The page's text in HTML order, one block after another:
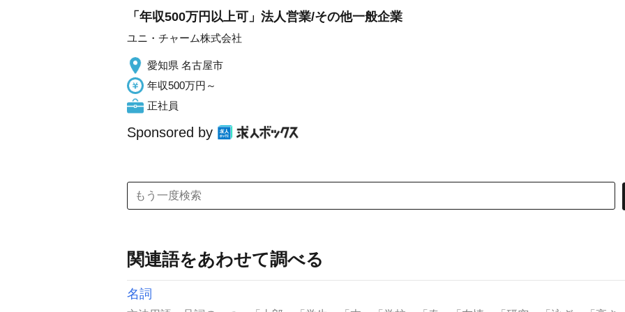
「年収500万円以上可」法人営業/その他一般企業
ユニ・チャーム株式会社
愛知県 名古屋市
年収500万円～
正社員
Sponsored by
関連語をあわせて調べる
名詞